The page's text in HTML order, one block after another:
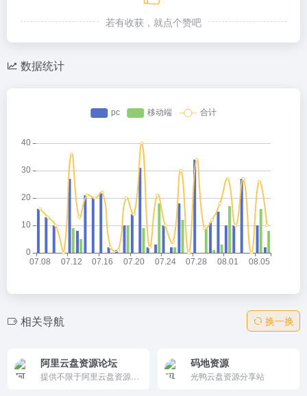
若有收获，就点个赞吧
数据统计
相关导航 换一换
阿里云盘资源论坛 码地资源
光鸭云盘资源分享站